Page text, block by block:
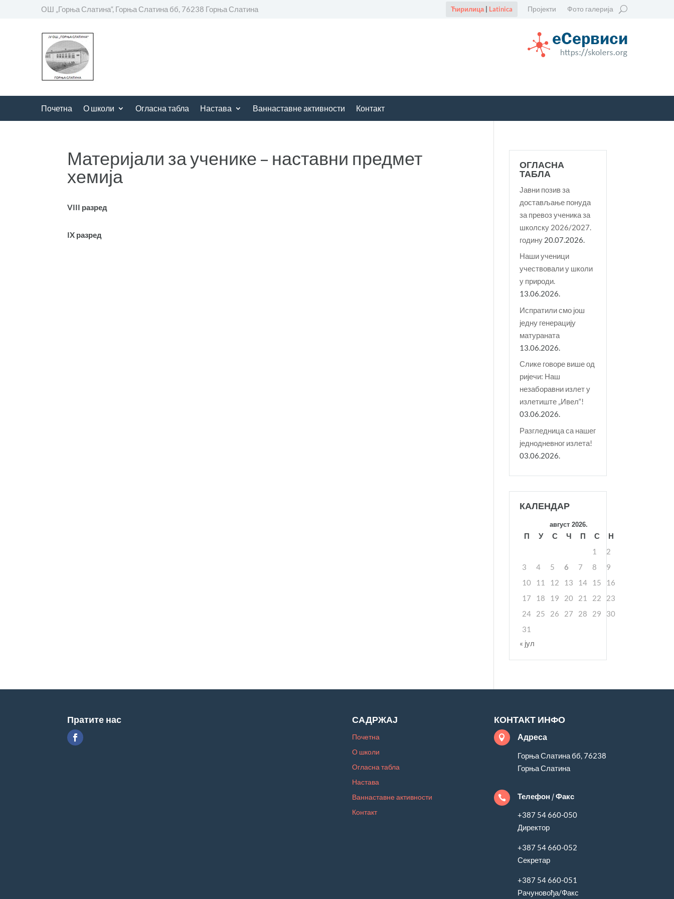
ОШ „Горња Слатина“, Горња Слатина бб, 76238 Горња Слатина Пројекти Фото галерија
Ћирилица| Latinica
Почетна О школи Огласна табла Настава Ваннаставне активности Контакт
Материјали за ученике – наставни предмет
хемија
VIII разред
IX разред
ОГЛАСНА
ТАБЛА
Јавни позив за
достављање понуда
за превоз ученика за
школску 2026/2027.
годину 20.07.2026.
Наши ученици
учествовали у школи
у природи.
13.06.2026.
Испратили смо још
једну генерацију
матураната
13.06.2026.
Слике говоре више од
ријечи: Наш
незаборавни излет у
излетиште „Ивел“!
03.06.2026.
Разгледница са нашег
једнодневног излета!
03.06.2026.
КАЛЕНДАР
август 2026.
П У С Ч П С
Н
1
2
3
4 5 6 7 8
9
10
11 12 13 14 15
16
17
18 19 20 21 22
23
24
25 26 27 28 29
30
31
« јул
Пратите нас САДРЖАЈ
Почетна
О школи
Огласна табла
Настава
Ваннаставне активности
Контакт
КОНТАКТ ИНФО
 Адреса
Горња Слатина бб, 76238
Горња Слатина
 Телефон / Факс
+387 54 660-050
Директор
+387 54 660-052
Секретар
+387 54 660-051
Рачуновођа/Факс